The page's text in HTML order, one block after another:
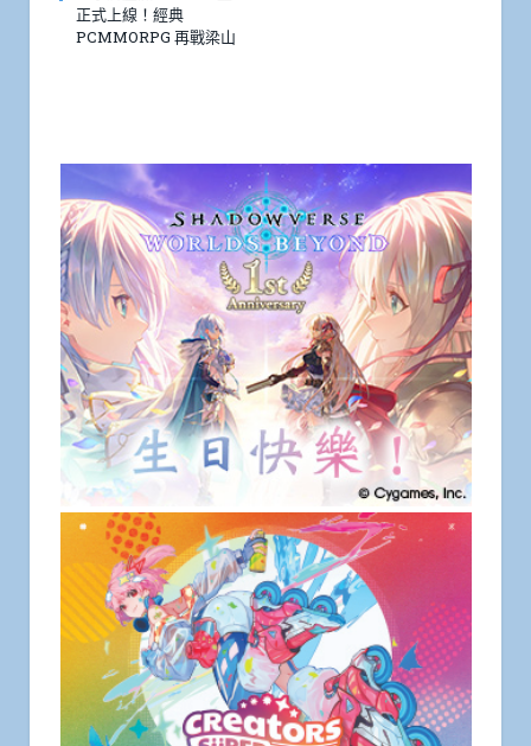
正式上線！經典
PCMMORPG 再戰梁山